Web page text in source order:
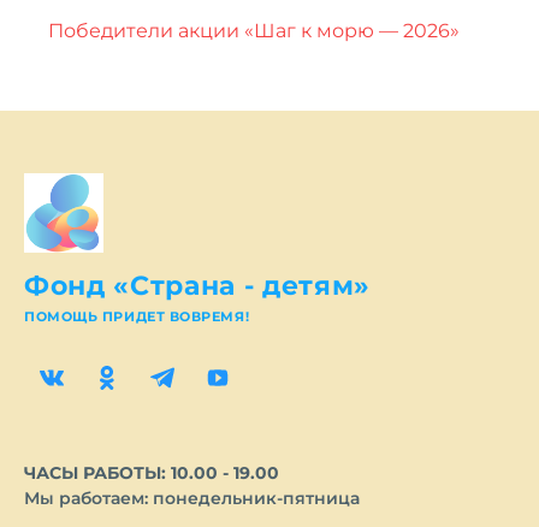
Победители акции «Шаг к морю — 2026»
Фонд «Страна - детям»
ПОМОЩЬ ПРИДЕТ ВОВРЕМЯ!
ЧАСЫ РАБОТЫ: 10.00 - 19.00
Мы работаем: понедельник-пятница